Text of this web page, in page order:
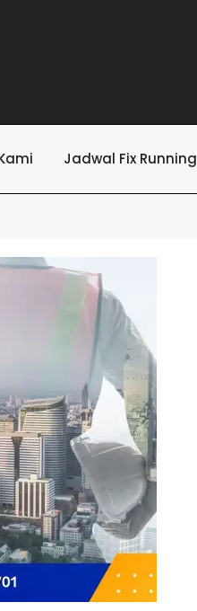
Jadwal Fix Running